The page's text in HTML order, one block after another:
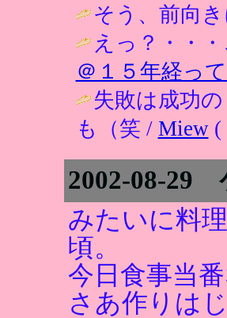
そう、前向
えっ？・・
＠１５年経っ
失敗は成功
も（笑 / Miew(
2002-08-29
みたいに料
頃。
今日食事当
さあ作りは